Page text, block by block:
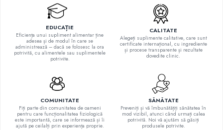
Metionina
Tirozina
EDUCAȚIE
Eficiența unui supliment alimentar ține
adesea și de modul în care se
administrează – dacă se folosesc la ora
potrivită, cu alimentele sau suplimentele
potrivite.
CALITATE
Alegeți suplimente calitative, care sunt
certificate internațional, cu ingrediente
și procese transparente și rezultate
dovedite clinic.
COMUNITATE
Fiți parte din comunitatea de oameni
pentru care funcționalitatea fiziologică
este importantă, care se informează și îi
ajută pe ceilalți prin experiența proprie.
SĂNĂTATE
Preveniți și vă îmbunătățiți sănătatea în
mod vizibil, atunci când urmați calea
potrivită. Noi vă ajutăm să găsiți
produsele potrivite.